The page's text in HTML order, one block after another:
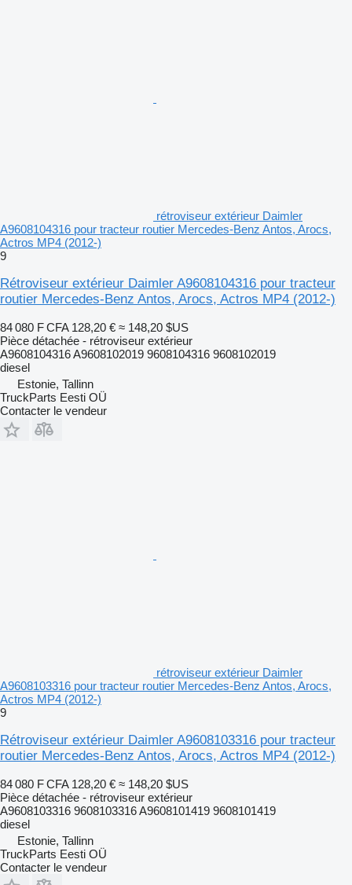
rétroviseur extérieur Daimler
A9608104316 pour tracteur routier Mercedes-Benz Antos, Arocs,
Actros MP4 (2012-)
9
Rétroviseur extérieur Daimler A9608104316 pour tracteur
routier Mercedes-Benz Antos, Arocs, Actros MP4 (2012-)
84 080 F CFA 128,20 € ≈ 148,20 $US
Pièce détachée - rétroviseur extérieur
A9608104316 A9608102019 9608104316 9608102019
diesel
Estonie, Tallinn
TruckParts Eesti OÜ
Contacter le vendeur
rétroviseur extérieur Daimler
A9608103316 pour tracteur routier Mercedes-Benz Antos, Arocs,
Actros MP4 (2012-)
9
Rétroviseur extérieur Daimler A9608103316 pour tracteur
routier Mercedes-Benz Antos, Arocs, Actros MP4 (2012-)
84 080 F CFA 128,20 € ≈ 148,20 $US
Pièce détachée - rétroviseur extérieur
A9608103316 9608103316 A9608101419 9608101419
diesel
Estonie, Tallinn
TruckParts Eesti OÜ
Contacter le vendeur